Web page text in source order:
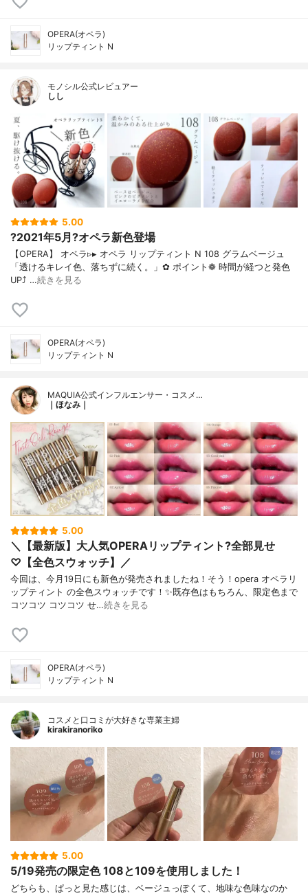
OPERA(オペラ)
リップティント N
モノシル公式レビュアー
しし
5.00
?2021年5月?オペラ新色登場
【OPERA】 オペラ▹▸ オペラ リップティント N 108 グラムベージュ
「透けるキレイ色、落ちずに続く。」✿ ポイント❁︎ 時間が経つと発色
UP⤴ …続きを見る
OPERA(オペラ)
リップティント N
MAQUIA公式インフルエンサー・コスメ…
｜ほなみ｜
5.00
＼【最新版】大人気OPERAリップティント?全部見せ
♡【全色スウォッチ】／
今回は、今月19日にも新色が発売されましたね！そう！opera オペラリ
ップティント の全色スウォッチです！✨既存色はもちろん、限定色まで
コツコツ コツコツ せ…続きを見る
OPERA(オペラ)
リップティント N
コスメと口コミが大好きな専業主婦
kirakiranoriko
5.00
5/19発売の限定色 108と109を使用しました！
どちらも、ぱっと見た感じは、ベージュっぽくて、地味な色味なのか